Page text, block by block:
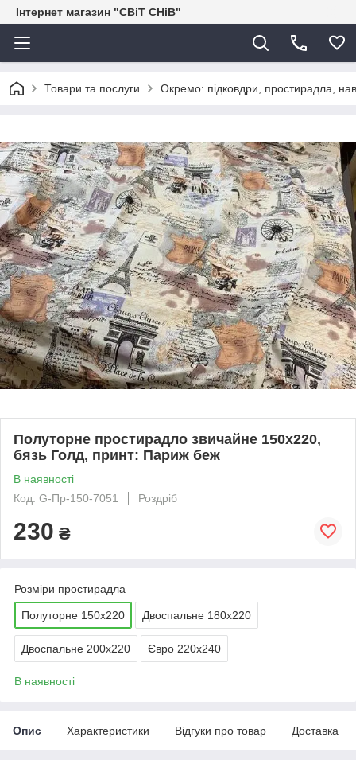
Інтернет магазин "СВіТ СНіВ"
Товари та послуги Окремо: підковдри, простирадла,
Полуторне простирадло звичайне 150х220,
бязь Голд, принт: Париж беж
В наявності
Код: G-Пр-150-7051
Роздріб
230 ₴
Розміри простирадла
Полуторне 150х220 Двоспальне 180х220
Двоспальне 200х220 Євро 220х240
В наявності
Опис Характеристики Відгуки про товар Доставка